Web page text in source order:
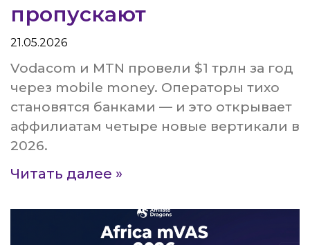
пропускают
21.05.2026
Vodacom и MTN провели $1 трлн за год
через mobile money. Операторы тихо
становятся банками — и это открывает
аффилиатам четыре новые вертикали в
2026.
Читать далее »